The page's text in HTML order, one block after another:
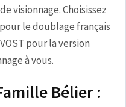
visionnage. Choisissez
le doublage français
pour la version
à vous.
Bélier :